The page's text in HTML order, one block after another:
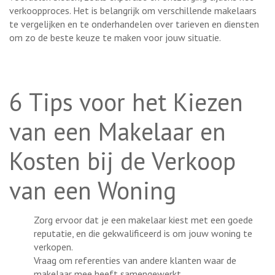
verkoopproces. Het is belangrijk om verschillende makelaars
te vergelijken en te onderhandelen over tarieven en diensten
om zo de beste keuze te maken voor jouw situatie.
6 Tips voor het Kiezen
van een Makelaar en
Kosten bij de Verkoop
van een Woning
Zorg ervoor dat je een makelaar kiest met een goede
reputatie, en die gekwalificeerd is om jouw woning te
verkopen.
Vraag om referenties van andere klanten waar de